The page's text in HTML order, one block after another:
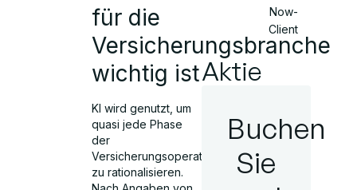
für die
Versicherungsbranche
wichtig ist
KI wird genutzt, um
quasi jede Phase
der
Versicherungsoperation
zu rationalisieren.
Now-
Client
Aktie
Buchen
Sie